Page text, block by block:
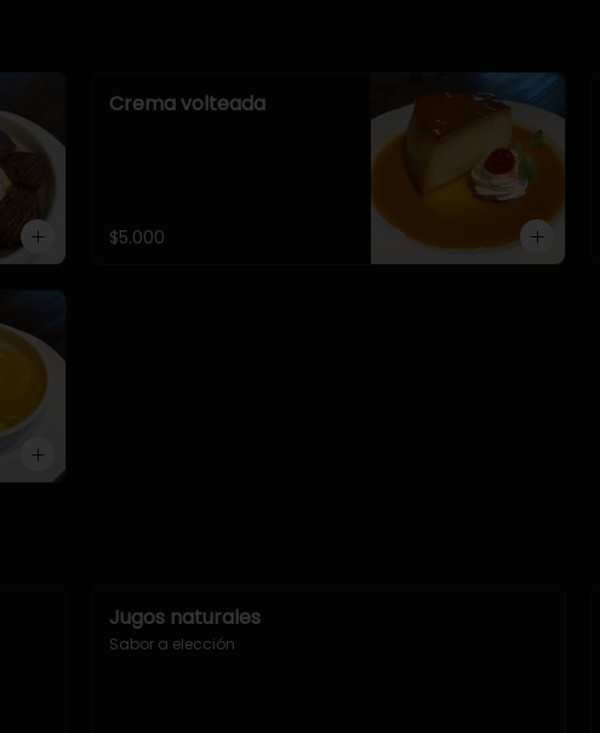
Crema volteada
$5.000
Jugos naturales
Sabor a elección